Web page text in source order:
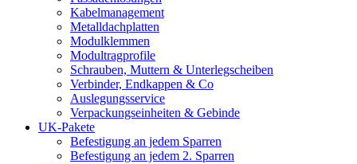
Kabelmanagement
Metalldachplatten
Modulklemmen
Modultragprofile
Schrauben, Muttern & Unterlegscheiben
Verbinder, Endkappen & Co
Auslegungsservice
Verpackungseinheiten & Gebinde
UK-Pakete
Befestigung an jedem Sparren
Befestigung an jedem 2. Sparren